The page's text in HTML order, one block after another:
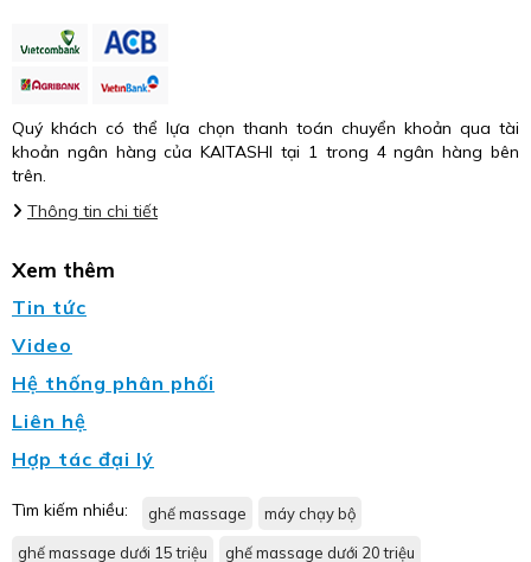
Quý khách có thể lựa chọn thanh toán chuyển khoản qua tài
khoản ngân hàng của KAITASHI tại 1 trong 4 ngân hàng bên
trên.
Thông tin chi tiết
Xem thêm
Tin tức
Video
Hệ thống phân phối
Liên hệ
Hợp tác đại lý
Tìm kiếm nhiều: ghế massage máy chạy bộ
ghế massage dưới 15 triệu ghế massage dưới 20 triệu